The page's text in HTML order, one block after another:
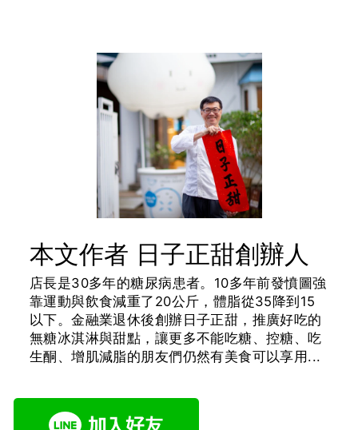
本文作者 日子正甜創辦人
店長是30多年的糖尿病患者。10多年前發憤圖強
靠運動與飲食減重了20公斤，體脂從35降到15
以下。金融業退休後創辦日子正甜，推廣好吃的
無糖冰淇淋與甜點，讓更多不能吃糖、控糖、吃
生酮、增肌減脂的朋友們仍然有美食可以享用...